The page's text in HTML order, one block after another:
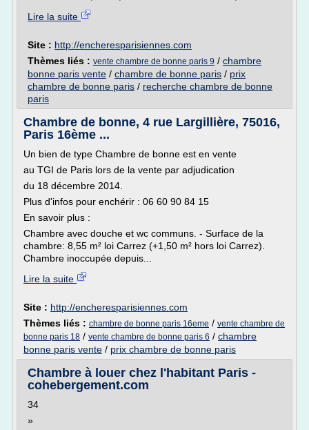
Lire la suite
Site : http://encheresparisiennes.com
Thèmes liés : vente chambre de bonne paris 9 / chambre
bonne paris vente / chambre de bonne paris / prix
chambre de bonne paris / recherche chambre de bonne
paris
Chambre de bonne, 4 rue Largillière, 75016,
Paris 16ème ...
Un bien de type Chambre de bonne est en vente
au TGI de Paris lors de la vente par adjudication
du 18 décembre 2014.
Plus d'infos pour enchérir : 06 60 90 84 15
En savoir plus :
Chambre avec douche et wc communs. - Surface de la
chambre: 8,55 m² loi Carrez (+1,50 m² hors loi Carrez).
Chambre inoccupée depuis...
Lire la suite
Site : http://encheresparisiennes.com
Thèmes liés : chambre de bonne paris 16eme / vente chambre de
bonne paris 18 / vente chambre de bonne paris 6 / chambre
bonne paris vente / prix chambre de bonne paris
Chambre à louer chez l'habitant Paris -
cohebergement.com
34
»